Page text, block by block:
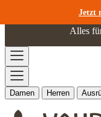
Jetzt
Zum Inhalt springen
Alles
Damen Herren